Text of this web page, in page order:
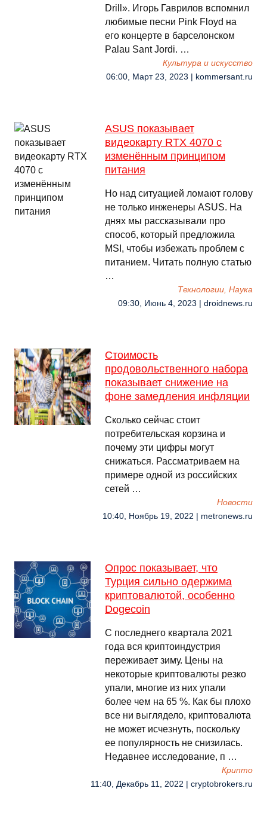
Drill». Игорь Гаврилов вспомнил
любимые песни Pink Floyd на
его концерте в барселонском
Palau Sant Jordi. …
Культура и искусство
06:00, Март 23, 2023 | kommersant.ru
ASUS показывает
видеокарту RTX 4070 с
изменённым принципом
питания
Но над ситуацией ломают голову
не только инженеры ASUS. На
днях мы рассказывали про
способ, который предложила
MSI, чтобы избежать проблем с
питанием. Читать полную статью
…
Технологии, Наука
09:30, Июнь 4, 2023 | droidnews.ru
Стоимость
продовольственного набора
показывает снижение на
фоне замедления инфляции
Сколько сейчас стоит
потребительская корзина и
почему эти цифры могут
снижаться. Рассматриваем на
примере одной из российских
сетей …
Новости
10:40, Ноябрь 19, 2022 | metronews.ru
Опрос показывает, что
Турция сильно одержима
криптовалютой, особенно
Dogecoin
С последнего квартала 2021
года вся криптоиндустрия
переживает зиму. Цены на
некоторые криптовалюты резко
упали, многие из них упали
более чем на 65 %. Как бы плохо
все ни выглядело, криптовалюта
не может исчезнуть, поскольку
ее популярность не снизилась.
Недавнее исследование, п …
Крипто
11:40, Декабрь 11, 2022 | cryptobrokers.ru